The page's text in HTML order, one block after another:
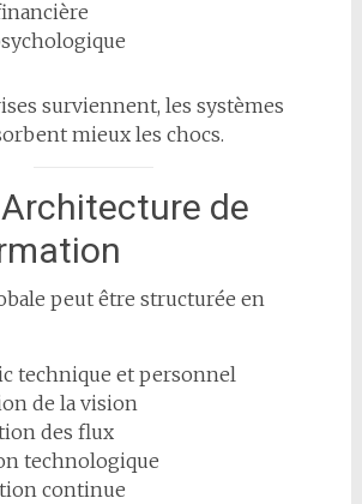
surviennent, les systèmes
mieux les chocs.
de
peut être structurée en
technique et personnel
de la vision
des flux
technologique
continue